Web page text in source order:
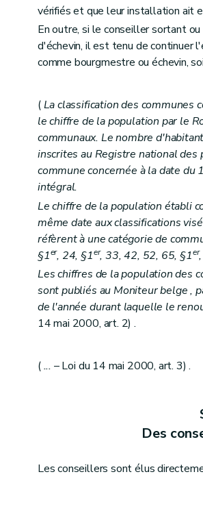
Sous-section 2 Du secrétaire
Art. 25
Art. 26
Art. 26bis
Art. 28
Art. 29
Art. 30
Art. 31
Art. 32
Art. 33
Art. 34
Art. 35
Art. 36 et 37
Art. 38
Art. 39
Art. 40
Art. 43
Art. 50
vérifiés et que leur installation ait
En outre, si le conseiller sortant
d'échevin, il est tenu de continuer
comme bourgmestre ou échevin,
(La classification des communes
le chiffre de la population par le
communaux. Le nombre
inscrites au Registre national des
commune concernée à la date du
intégral.
Le chiffre de la population établi
même date aux classifications
réfèrent à une catégorie de
§1er, 24, §1er, 33, 42, 52, 65, §1er
Les chiffres de la population des
sont publiés auMoniteur belge,
de l'année durant laquelle le
14 mai 2000, art. 2) .
(... – Loi du 14 mai 2000, art. 3) .
Des
Les conseillers sont élus